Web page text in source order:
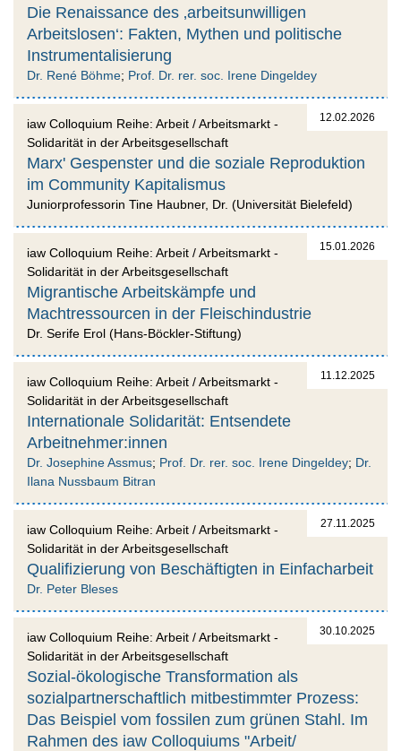
Die Renaissance des ‚arbeitsunwilligen
Arbeitslosen‘: Fakten, Mythen und politische
Instrumentalisierung
Dr. René Böhme; Prof. Dr. rer. soc. Irene Dingeldey
12.02.2026
iaw Colloquium Reihe: Arbeit / Arbeitsmarkt -
Solidarität in der Arbeitsgesellschaft
Marx' Gespenster und die soziale Reproduktion
im Community Kapitalismus
Juniorprofessorin Tine Haubner, Dr. (Universität Bielefeld)
15.01.2026
iaw Colloquium Reihe: Arbeit / Arbeitsmarkt -
Solidarität in der Arbeitsgesellschaft
Migrantische Arbeitskämpfe und
Machtressourcen in der Fleischindustrie
Dr. Serife Erol (Hans-Böckler-Stiftung)
11.12.2025
iaw Colloquium Reihe: Arbeit / Arbeitsmarkt -
Solidarität in der Arbeitsgesellschaft
Internationale Solidarität: Entsendete
Arbeitnehmer:innen
Dr. Josephine Assmus; Prof. Dr. rer. soc. Irene Dingeldey; Dr.
Ilana Nussbaum Bitran
27.11.2025
iaw Colloquium Reihe: Arbeit / Arbeitsmarkt -
Solidarität in der Arbeitsgesellschaft
Qualifizierung von Beschäftigten in Einfacharbeit
Dr. Peter Bleses
30.10.2025
iaw Colloquium Reihe: Arbeit / Arbeitsmarkt -
Solidarität in der Arbeitsgesellschaft
Sozial-ökologische Transformation als
sozialpartnerschaftlich mitbestimmter Prozess:
Das Beispiel vom fossilen zum grünen Stahl. Im
Rahmen des iaw Colloquiums "Arbeit/